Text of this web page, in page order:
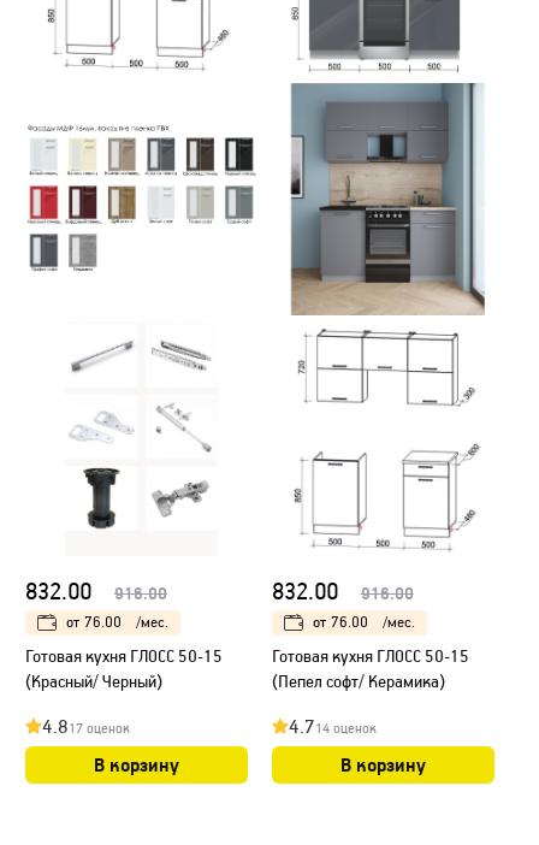
832.00 916.00
от 76.00 /мес.
Готовая кухня ГЛОСС 50-15
(Красный/ Черный)
4.817 оценок
В корзину
832.00 916.00
от 76.00 /мес.
Готовая кухня ГЛОСС 50-15
(Пепел софт/ Керамика)
4.714 оценок
В корзину